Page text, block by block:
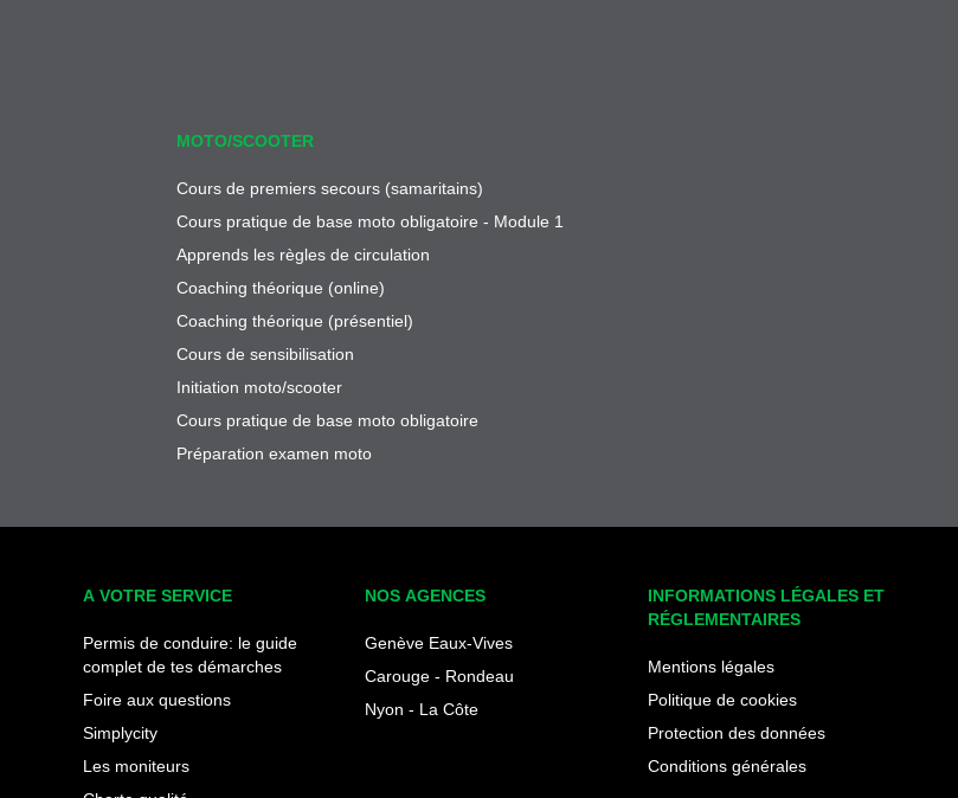
MOTO/SCOOTER
Cours de premiers secours (samaritains)
Cours pratique de base moto obligatoire - Module 1
Apprends les règles de circulation
Coaching théorique (online)
Coaching théorique (présentiel)
Cours de sensibilisation
Initiation moto/scooter
Cours pratique de base moto obligatoire
Préparation examen moto
A VOTRE SERVICE
Permis de conduire: le guide
complet de tes démarches
Foire aux questions
Simplycity
Les moniteurs
NOS AGENCES
Genève Eaux-Vives
Carouge - Rondeau
Nyon - La Côte
INFORMATIONS LÉGALES ET
RÉGLEMENTAIRES
Mentions légales
Politique de cookies
Protection des données
Conditions générales